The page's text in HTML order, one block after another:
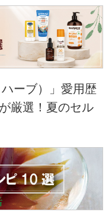
ーブ）」愛用歴
厳選！夏のセル